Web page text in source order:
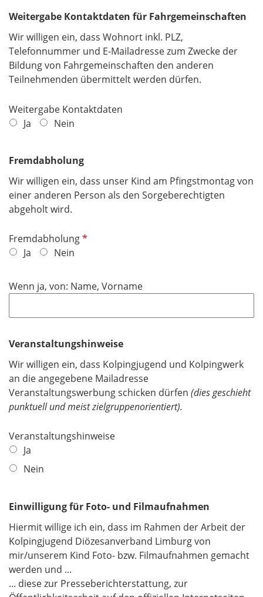
Weitergabe Kontaktdaten für Fahrgemeinschaften
Wir willigen ein, dass Wohnort inkl. PLZ,
Telefonnummer und E-Mailadresse zum Zwecke der
Bildung von Fahrgemeinschaften den anderen
Teilnehmenden übermittelt werden dürfen.
Weitergabe Kontaktdaten
Ja
Nein
Fremdabholung
Wir willigen ein, dass unser Kind am Pfingstmontag von
einer anderen Person als den Sorgeberechtigten
abgeholt wird.
FremdabholungP
c
f
e
l
d
Ja Nein
Wenn ja, von: Name, Vorname
Veranstaltungshinweise
Wir willigen ein, dass Kolpingjugend und Kolpingwerk
an die angegebene Mailadresse
Veranstaltungswerbung schicken dürfen (dies geschieht
punktuell und meist zielgruppenorientiert).
Veranstaltungshinweise
Ja
Nein
Einwilligung für Foto- und Filmaufnahmen
Hiermit willige ich ein, dass im Rahmen der Arbeit der
Kolpingjugend Diözesanverband Limburg von
mir/unserem Kind Foto- bzw. Filmaufnahmen gemacht
werden und ...
... diese zur Presseberichterstattung, zur